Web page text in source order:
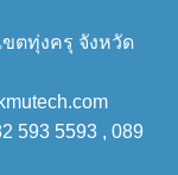
ตทุ่งครุ จังหวัด
593 5593 , 089